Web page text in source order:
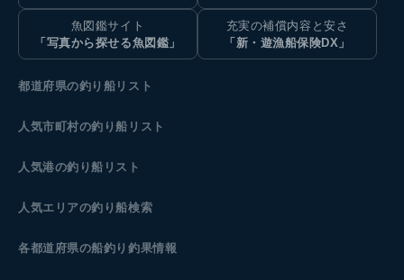
魚図鑑サイト
「写真から探せる魚図鑑」
充実の補償内容と安さ
「新・遊漁船保険DX」
都道府県の釣り船リスト
人気市町村の釣り船リスト
人気港の釣り船リスト
人気エリアの釣り船検索
各都道府県の船釣り釣果情報